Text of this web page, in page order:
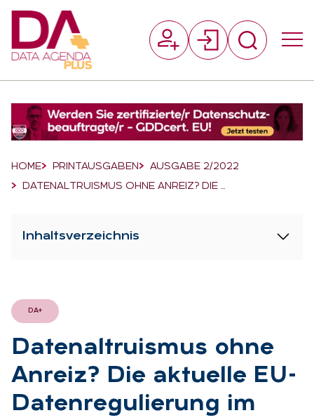
Breadcrumb-Navigation
HOME PRINTAUSGABEN
AUSGABE 2/2022
DATENALTRUISMUS OHNE ANREIZ? DIE …
Inhaltsverzeichnis
DA+
Da­ten­al­tru­is­mus ohne
An­reiz? Die ak­tu­el­le EU-
Da­ten­re­gu­lie­rung im